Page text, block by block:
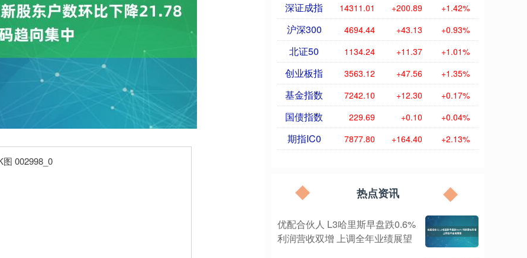
深证成指 14311.01 +200.89 +1.42%
沪深300 4694.44 +43.13 +0.93%
北证50 1134.24 +11.37 +1.01%
创业板指 3563.12 +47.56 +1.35%
基金指数 7242.10 +12.30 +0.17%
国债指数 229.69 +0.10 +0.04%
期指IC0 7877.80 +164.40 +2.13%
热点资讯
优配合伙人 L3哈里斯早盘跌0.6%
利润营收双增 上调全年业绩展望